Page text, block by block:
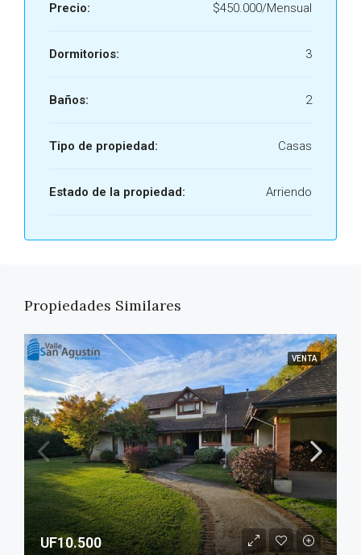
Precio: $450.000/Mensual
Dormitorios: 3
Baños: 2
Tipo de propiedad: Casas
Estado de la propiedad: Arriendo
Propiedades Similares
VENTA
UF10.500